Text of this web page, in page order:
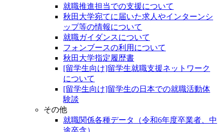
就職推進担当での支援について
秋田大学宛てに届いた求人やインターンシ
ップ等の情報について
就職ガイダンスについて
フォンブースの利用について
秋田大学指定履歴書
[留学生向け]留学生就職支援ネットワーク
について
[留学生向け]留学生の日本での就職活動体
験談
その他
就職関係各種データ（令和6年度卒業者、中
途卒含）